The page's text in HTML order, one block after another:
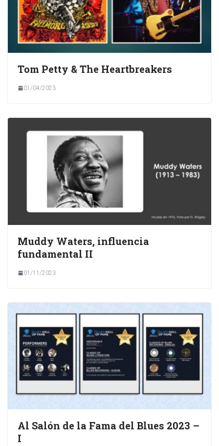
Tom Petty & The Heartbreakers
01/04/2023
Muddy Waters, influencia
fundamental II
01/11/2023
Al Salón de la Fama del Blues 2023 –
I